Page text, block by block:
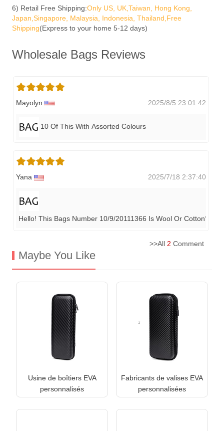
6) Retail Free Shipping:Only US, UK,Taiwan, Hong Kong,
Japan,Singapore, Malaysia, Indonesia, Thailand,Free
Shipping(Express to your home 5-12 days)
Wholesale Bags Reviews
Mayolyn 2025/8/5 23:01:42
10 Of This With Assorted Colours
Yana 2025/7/18 2:37:40
Hello! This Bags Number 10/9/20111366 Is Wool Or Cotton? Tell
>>All 2 Comment
Maybe You Like
Usine de boîtiers EVA
personnalisés
Fabricants de valises EVA
personnalisées